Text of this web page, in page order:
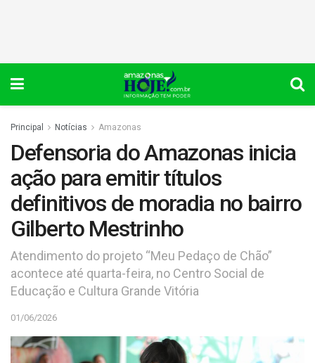
Principal Notícias Amazonas
Defensoria do Amazonas inicia
ação para emitir títulos
definitivos de moradia no bairro
Gilberto Mestrinho
Atendimento do projeto “Meu Pedaço de Chão”
acontece até quarta-feira, no Centro Social de
Educação e Cultura Grande Vitória
01/06/2026